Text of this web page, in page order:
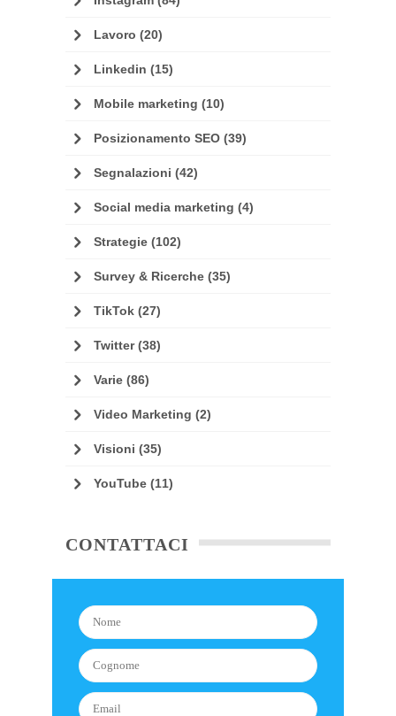
Lavoro (20)
Linkedin (15)
Mobile marketing (10)
Posizionamento SEO (39)
Segnalazioni (42)
Social media marketing (4)
Strategie (102)
Survey & Ricerche (35)
TikTok (27)
Twitter(38)
Varie (86)
Video Marketing (2)
Visioni (35)
YouTube (11)
CONTATTACI